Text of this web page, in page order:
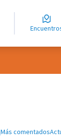
Más comentados